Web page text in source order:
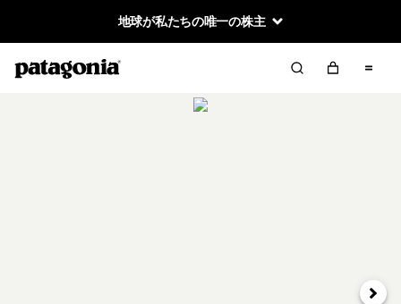
地球が私たちの唯一の株主
次へ